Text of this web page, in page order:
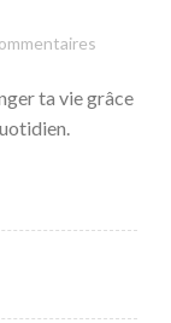
ta vie grâce